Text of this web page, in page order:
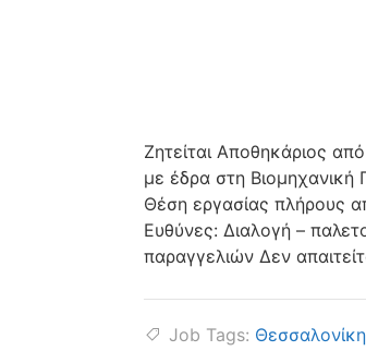
Ζητείται Αποθηκάριος
με έδρα στη Βιομηχανική
Θέση εργασίας πλήρους
Ευθύνες: Διαλογή –
παραγγελιών Δεν
Job Tags: Θεσσαλονίκη